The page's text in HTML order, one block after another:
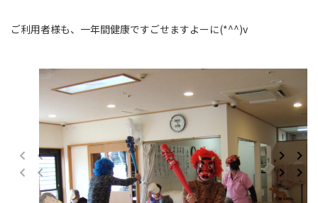
ご利用者様も、一年間健康ですごせますよーに(*^^)v